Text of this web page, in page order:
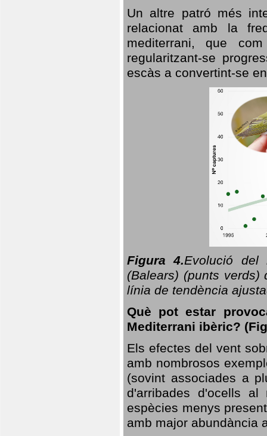
Un altre patró més
relacionat amb la
mediterrani, que
regularitzant-se
escàs a convertint-se
Figura 4.Evolució del
(Balears) (punts
línia de tendència
Què pot estar
Mediterrani ibèric?
Els efectes del vent
amb nombrosos
(sovint associades a
d'arribades d'ocells
espècies menys
amb major abundància